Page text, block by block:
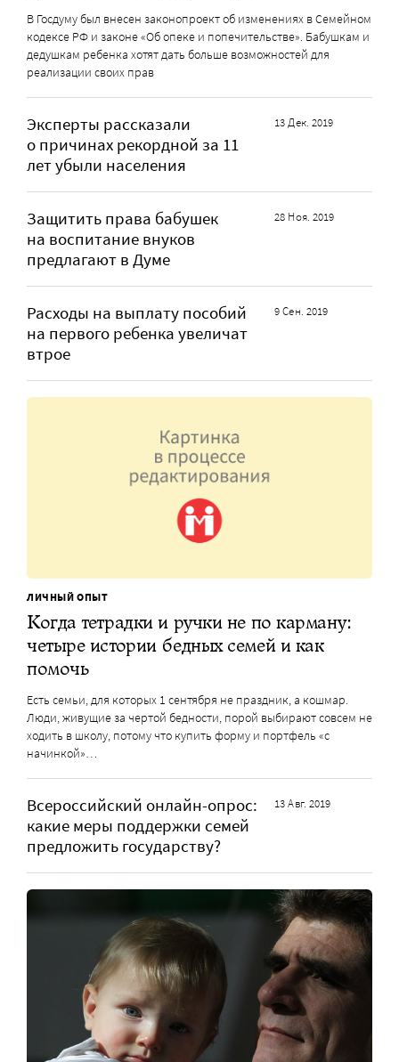
В Госдуму был внесен законопроект об изменениях в Семейном
кодексе РФ и законе «Об опеке и попечительстве». Бабушкам и
дедушкам ребенка хотят дать больше возможностей для
реализации своих прав
Эксперты рассказали
о причинах рекордной за 11
лет убыли населения
13 Дек. 2019
Защитить права бабушек
на воспитание внуков
предлагают в Думе
28 Ноя. 2019
Расходы на выплату пособий
на первого ребенка увеличат
втрое
9 Сен. 2019
ЛИЧНЫЙ ОПЫТ
Когда тетрадки и ручки не по карману:
четыре истории бедных семей и как
помочь
Есть семьи, для которых 1 сентября не праздник, а кошмар.
Люди, живущие за чертой бедности, порой выбирают совсем не
ходить в школу, потому что купить форму и портфель «с
начинкой»…
Всероссийский онлайн-опрос:
какие меры поддержки семей
предложить государству?
13 Авг. 2019